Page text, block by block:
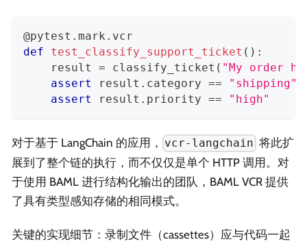
@pytest . mark . vcr
def
test_classify_support_ticket ( ) :
    result
= classify_ticket ( "My order
assert
result . category ==
"shipping"
assert
result . priority == "high"
对于基于 LangChain 的应用， vcr-langchain 将此扩
展到了整个链的执行，而不仅仅是单个 HTTP 调用。对
于使用 BAML 进行结构化输出的团队，BAML VCR 提供
了具有类型感知存储的相同模式。
关键的实现细节：录制文件（cassettes）应与代码一起